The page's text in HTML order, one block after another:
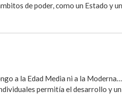
de poder, como un Estado y
a la Edad Media ni a la
permitía el desarrollo y